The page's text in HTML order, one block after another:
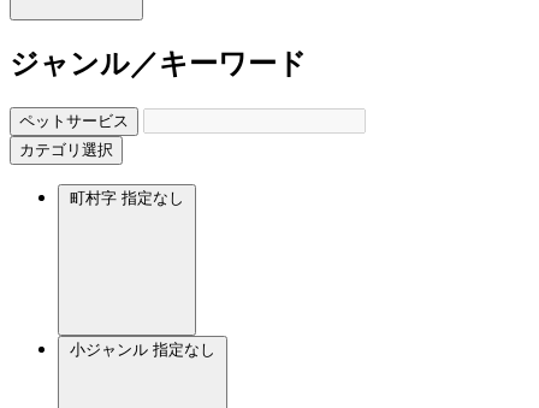
ジャンル／キーワード
ペットサービス
カテゴリ選択
町村字 指定なし
小ジャンル 指定なし